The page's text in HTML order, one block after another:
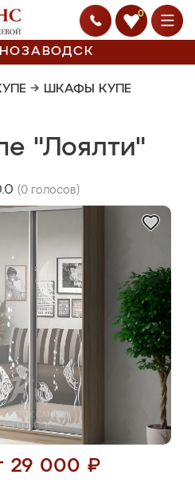
0
→ ШКАФЫ КУПЕ
"Лоялти"
(0 голосов)
29 000 ₽